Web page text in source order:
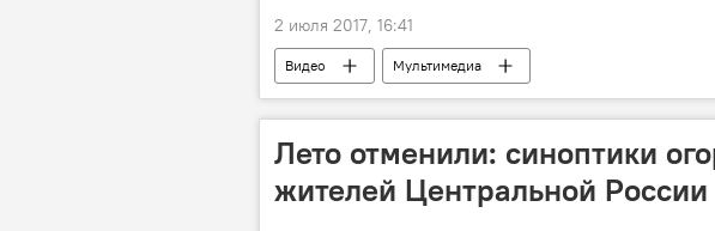
2 июля 2017, 16:41
Видео Мультимедиа
Лето отменили: синоптики
жителей Центральной России